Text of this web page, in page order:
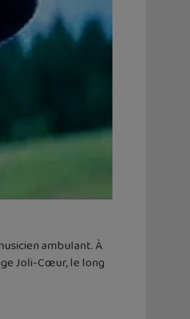
ambulant. À
Joli-Cœur, le long